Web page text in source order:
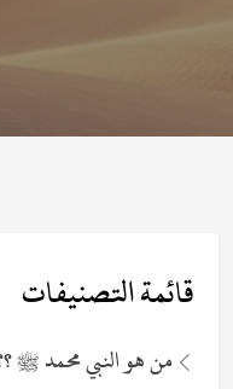
قائمة التصنيفات
من هو النبي محمد ﷺ